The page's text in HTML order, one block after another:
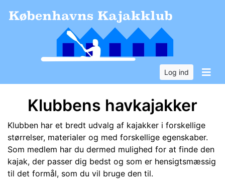
Log ind
Klubbens havkajakker
Klubben har et bredt udvalg af kajakker i forskellige
størrelser, materialer og med forskellige egenskaber.
Som medlem har du dermed mulighed for at finde den
kajak, der passer dig bedst og som er hensigtsmæssig
til det formål, som du vil bruge den til.